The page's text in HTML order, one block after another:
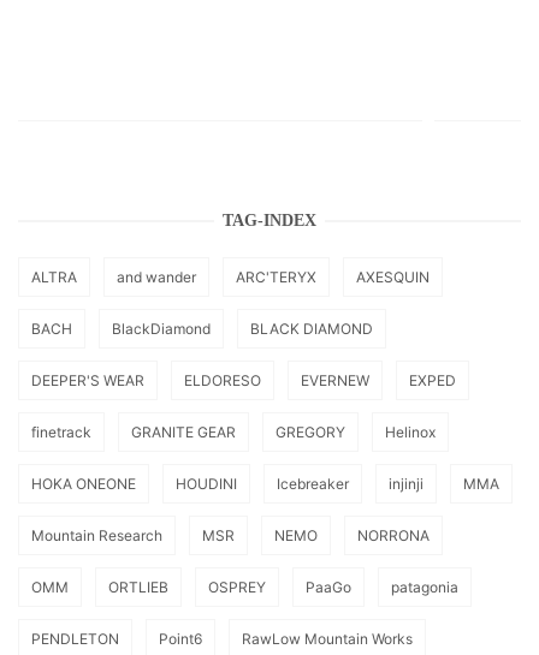
TAG-INDEX
ALTRA and wander ARC'TERYX AXESQUIN
BACH BlackDiamond BLACK DIAMOND
DEEPER'S WEAR ELDORESO EVERNEW EXPED
finetrack GRANITE GEAR GREGORY Helinox
HOKA ONEONE HOUDINI Icebreaker injinji MMA
Mountain Research MSR NEMO NORRONA
OMM ORTLIEB OSPREY PaaGo patagonia
PENDLETON Point6 RawLow Mountain Works